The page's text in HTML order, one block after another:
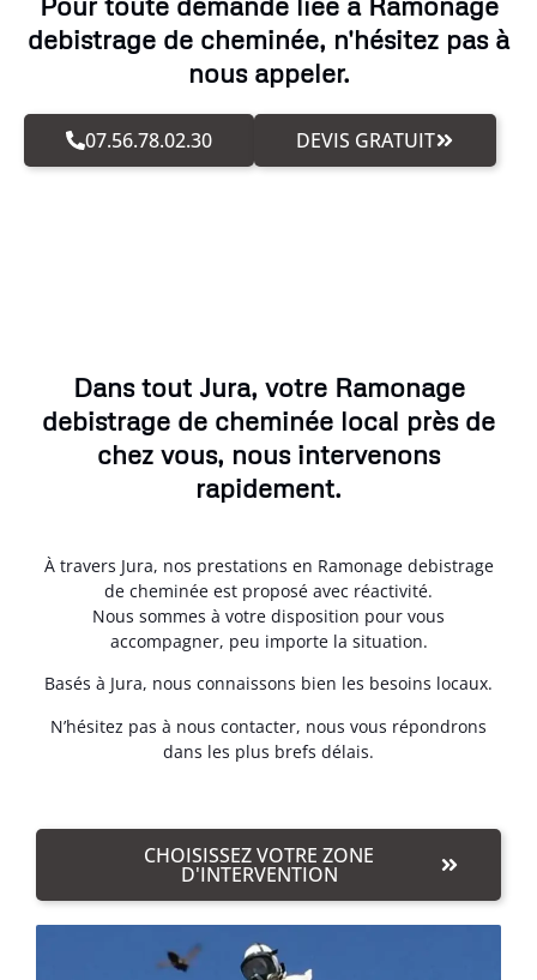
debistrage de cheminée, n'hésitez pas à
nous appeler.
07.56.78.02.30 DEVIS GRATUIT
Dans tout Jura, votre Ramonage
debistrage de cheminée local près de
chez vous, nous intervenons
rapidement.
À travers Jura, nos prestations en Ramonage debistrage
de cheminée est proposé avec réactivité.
Nous sommes à votre disposition pour vous
accompagner, peu importe la situation.
Basés à Jura, nous connaissons bien les besoins locaux.
N’hésitez pas à nous contacter, nous vous répondrons
dans les plus brefs délais.
CHOISISSEZ VOTRE ZONE
D'INTERVENTION